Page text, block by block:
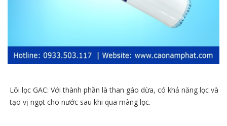
Lõi lọc GAC: Với thành phần là than gáo dừa, có khả năng lọc và
tạo vị ngọt cho nước sau khi qua màng lọc.